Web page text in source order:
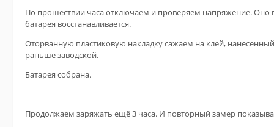
По прошествии часа отключаем и проверяем напряжение. Оно
батарея восстанавливается.
Оторванную пластиковую накладку сажаем на клей,
раньше заводской.
Батарея собрана.
Продолжаем заряжать ещё 3 часа. И повторный замер